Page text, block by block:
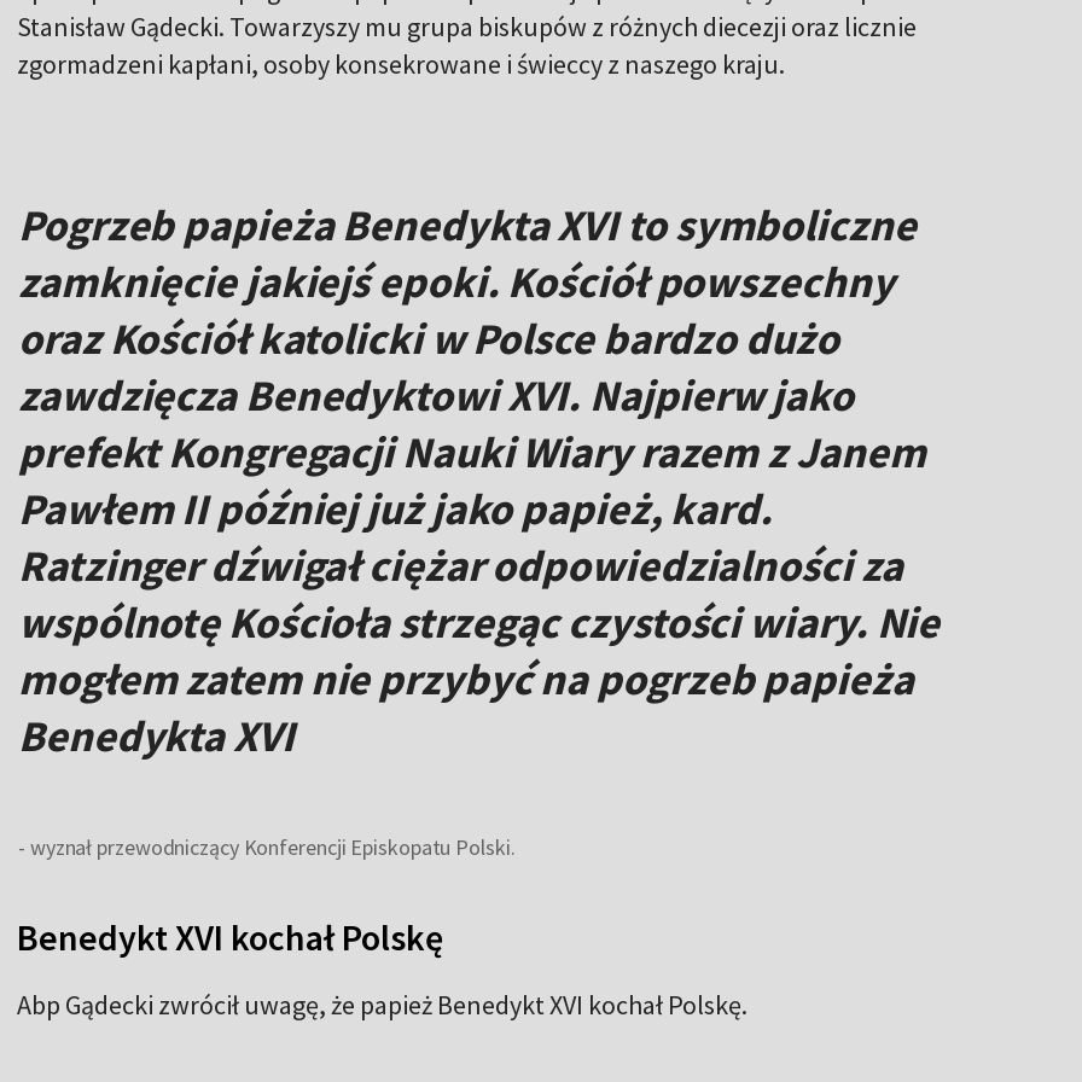
Stanisław Gądecki. Towarzyszy mu grupa biskupów z różnych diecezji oraz licznie
zgormadzeni kapłani, osoby konsekrowane i świeccy z naszego kraju.
Pogrzeb papieża Benedykta XVI to symboliczne
zamknięcie jakiejś epoki. Kościół powszechny
oraz Kościół katolicki w Polsce bardzo dużo
zawdzięcza Benedyktowi XVI. Najpierw jako
prefekt Kongregacji Nauki Wiary razem z Janem
Pawłem II później już jako papież, kard.
Ratzinger dźwigał ciężar odpowiedzialności za
wspólnotę Kościoła strzegąc czystości wiary. Nie
mogłem zatem nie przybyć na pogrzeb papieża
Benedykta XVI
- wyznał przewodniczący Konferencji Episkopatu Polski.
Benedykt XVI kochał Polskę
Abp Gądecki zwrócił uwagę, że papież Benedykt XVI kochał Polskę.